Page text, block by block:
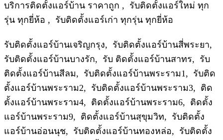
บริการติดตั้งแอร์บ้าน ราคาถูก , รับติดตั้งแอร์ใหม่ ทุก
รุ่น ทุกยี่ห้อ , รับติดตั้งแอร์เก่า ทุกรุ่น ทุกยี่ห้อ
รับติดตั้งแอร์บ้านเจริญกรุง, รับติดตั้งแอร์บ้านสี่พระยา,
รับติดตั้งแอร์บ้านบางรัก, รับ ติดตั้งแอร์บ้านสาทร, รับ
ติดตั้งแอร์บ้านสีลม, รับติดตั้งแอร์บ้านพระราม1, รับติด
ตั้งแอร์บ้านพระราม2, รับติดตั้งแอร์บ้านพระราม3, ติด
ตั้งแอร์บ้านพระราม4, ติดตั้งแอร์บ้านพระราม6, ติดตั้ง
แอร์บ้านพระราม9, ติดตั้งแอร์บ้านสุขุมวิท, รับติดตั้ง
แอร์บ้านอ่อนนุช, รับติดตั้งแอร์บ้านทองหล่อ, รับติดตั้ง